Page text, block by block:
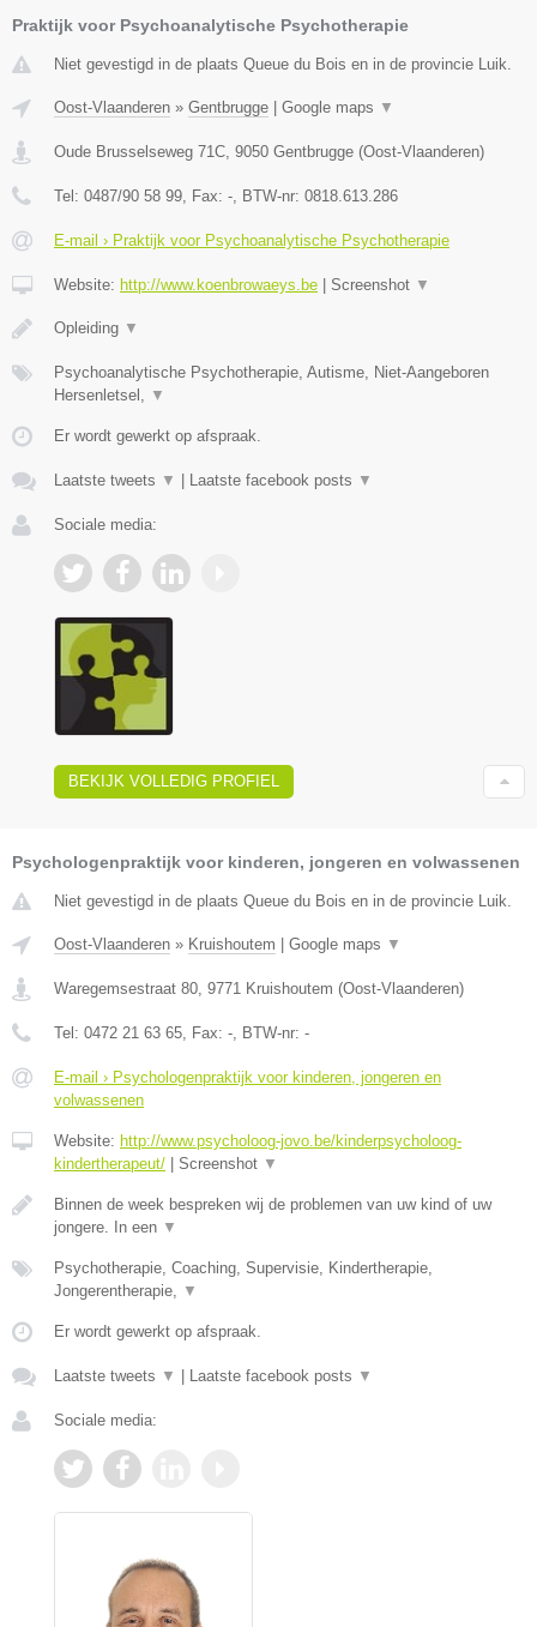
Praktijk voor Psychoanalytische Psychotherapie
Niet gevestigd in de plaats Queue du Bois en in de provincie Luik.
Oost-Vlaanderen » Gentbrugge Google maps ▼
Oude Brusselseweg 71C, 9050 Gentbrugge (Oost-Vlaanderen)
Tel: 0487/90 58 99, Fax: -, BTW-nr: 0818.613.286
E-mail › Praktijk voor Psychoanalytische Psychotherapie
Website: http://www.koenbrowaeys.be Screenshot ▼
Opleiding ▼
Psychoanalytische Psychotherapie, Autisme, Niet-Aangeboren
Hersenletsel, ▼
Er wordt gewerkt op afspraak.
Laatste tweets ▼ Laatste facebook posts ▼
Sociale media:
BEKIJK VOLLEDIG PROFIEL
Psychologenpraktijk voor kinderen, jongeren en volwassenen
Niet gevestigd in de plaats Queue du Bois en in de provincie Luik.
Oost-Vlaanderen » Kruishoutem Google maps ▼
Waregemsestraat 80, 9771 Kruishoutem (Oost-Vlaanderen)
Tel: 0472 21 63 65, Fax: -, BTW-nr: -
E-mail › Psychologenpraktijk voor kinderen, jongeren en
volwassenen
Website: http://www.psycholoog-jovo.be/kinderpsycholoog-
kindertherapeut/
Screenshot ▼
Binnen de week bespreken wij de problemen van uw kind of uw
jongere. In een ▼
Psychotherapie, Coaching, Supervisie, Kindertherapie,
Jongerentherapie, ▼
Er wordt gewerkt op afspraak.
Laatste tweets ▼ Laatste facebook posts ▼
Sociale media: